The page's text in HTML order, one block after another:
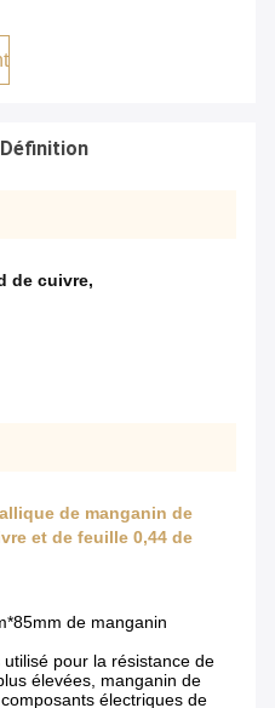
Définition
de cuivre,
de manganin de
et de feuille 0,44 de
de manganin
pour la résistance de
élevées, manganin de
électriques de